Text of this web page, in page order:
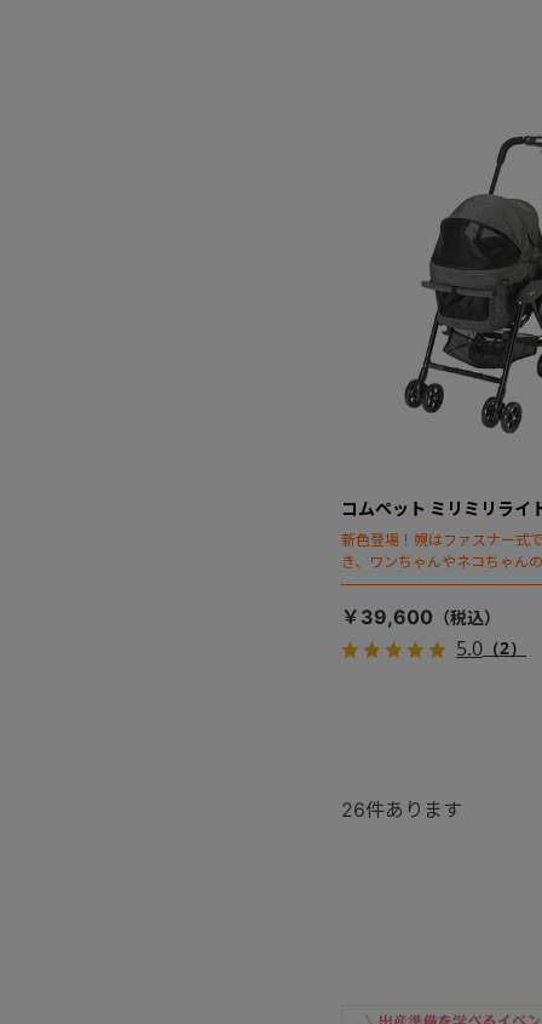
コムペット ミリミリライ
新色登場！幌はファスナー式
き、ワンちゃんやネコちゃん
キャリー部前面にメッシュが
￥39,600
5.0 （2）
26件あります